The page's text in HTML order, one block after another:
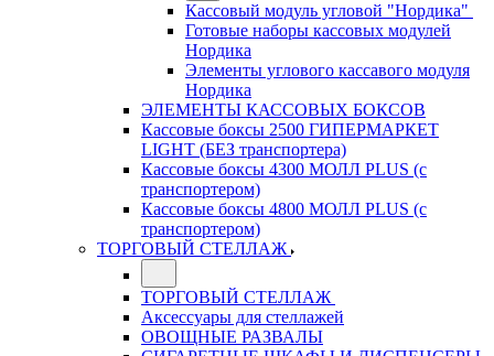
Кассовый модуль угловой "Нордика"
Готовые наборы кассовых модулей
Нордика
Элементы углового кассавого модуля
Нордика
ЭЛЕМЕНТЫ КАССОВЫХ БОКСОВ
Кассовые боксы 2500 ГИПЕРМАРКЕТ
LIGHT (БЕЗ транспортера)
Кассовые боксы 4300 МОЛЛ PLUS (с
транспортером)
Кассовые боксы 4800 МОЛЛ PLUS (с
транспортером)
ТОРГОВЫЙ СТЕЛЛАЖ
ТОРГОВЫЙ СТЕЛЛАЖ
Аксессуары для стеллажей
ОВОЩНЫЕ РАЗВАЛЫ